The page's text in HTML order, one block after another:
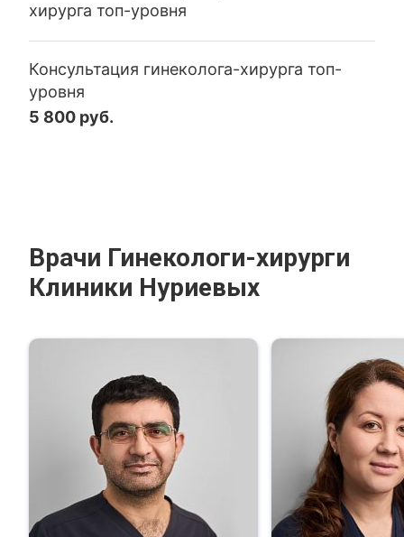
хирурга топ-уровня
Консультация гинеколога-хирурга топ-
уровня
5 800 руб.
Врачи Гинекологи-хирурги
Клиники Нуриевых